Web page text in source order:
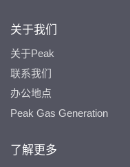
关于我们
关于Peak
联系我们
办公地点
Peak Gas Generation
了解更多